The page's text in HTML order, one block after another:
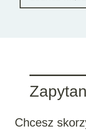
Chcesz